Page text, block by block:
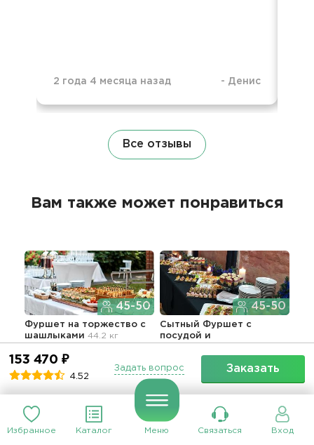
Избранное Каталог Меню Связаться Вход
153 470 ₽
4.52
Заказать
Задать вопрос
2 года 4 месяца назад - Денис
Все отзывы
Вам также может понравиться
45-50
Фуршет на торжество с
шашлыками 44.2 кг
153 470 ₽
45-50
Сытный Фуршет с
посудой и
135 840 ₽ -20%
5 (144)